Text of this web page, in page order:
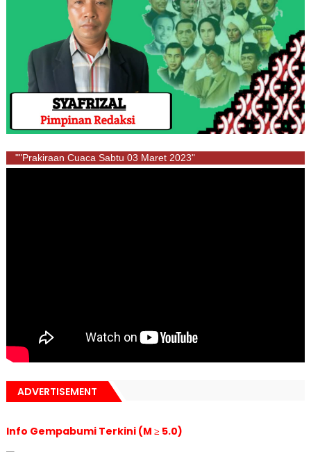
""Prakiraan Cuaca Sabtu 03 Maret 2023"
ADVERTISEMENT
Info Gempabumi Terkini (M ≥ 5.0)